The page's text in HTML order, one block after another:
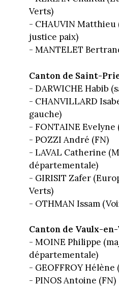
Verts)
- CHAUVIN
justice paix)
- MANTELET
Canton de Saint-
- DARWICHE Habib
- CHANVILLARD
gauche)
- FONTAINE Evelyne
- POZZI André (FN)
- LAVAL Catherine
départementale)
- GIRISIT Zafer
Verts)
- OTHMAN Issam
Canton de Vaulx-
- MOINE Philippe
départementale)
- GEOFFROY Hélène
- PINOS Antoine (FN)